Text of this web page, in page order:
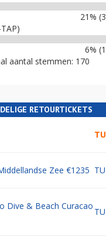
21%
6%
aantal stemmen: 170
RETOURTICKETS
Zee €1235
Dive & Beach Curacao